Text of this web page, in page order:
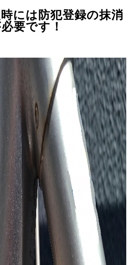
時には防犯登録の抹消
要です！